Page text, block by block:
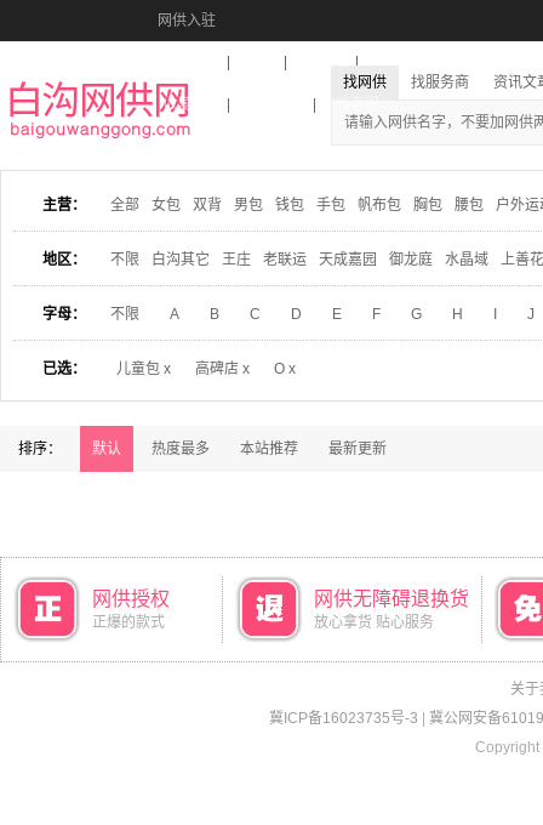
网供入驻
收藏本站
找网供 找服务商 资讯文
主营： 全部 女包 双背 男包 钱包 手包 帆布包 胸包 腰包 户外运
地区： 不限 白沟其它 王庄 老联运 天成嘉园 御龙庭 水晶域 上善
字母： 不限 A B C D E F G H J
已选： 儿童包 x 高碑店 x O x
排序： 默认 热度最多 本站推荐 最新更新
网供授权
正爆的款式
网供无障碍退换货
放心拿货 贴心服务
关于
冀ICP备16023735号-3
冀公网安备